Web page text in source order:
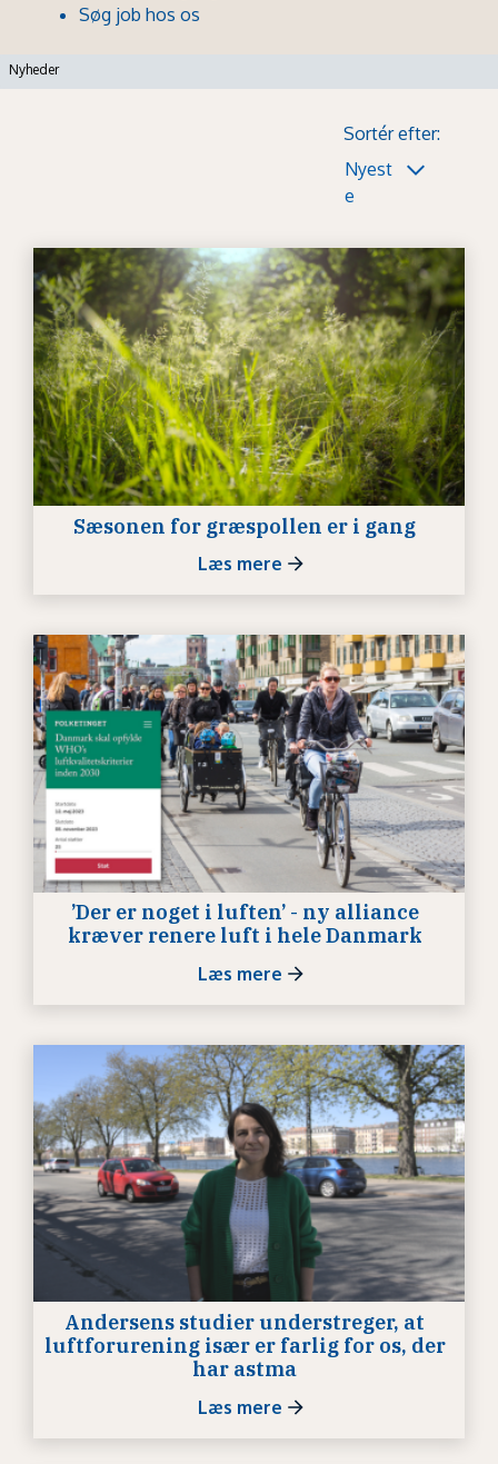
Søg job hos os
Nyheder
Sortér efter:
Nyest
e
Sæsonen for græspollen er i gang
Læs mere
’Der er noget i luften’ - ny alliance
kræver renere luft i hele Danmark
Læs mere
Andersens studier understreger, at
luftforurening især er farlig for os, der
har astma
Læs mere